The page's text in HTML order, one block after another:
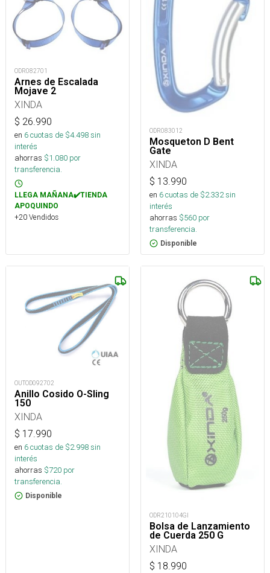
ODR082701
Arnes de Escalada
Mojave 2
XINDA
$ 26.990
en 6cuotas de $4.498sin
interés
ahorras $1.080 por
transferencia.
LLEGA MAÑANA✔️TIENDA
APOQUINDO
+20 Vendidos
ODR083012
Mosqueton D Bent
Gate
XINDA
$ 13.990
en 6cuotas de $2.332sin
interés
ahorras $560 por
transferencia.
Disponible
OUTOD092702
Anillo Cosido O-Sling
150
XINDA
$ 17.990
en 6cuotas de $2.998sin
interés
ahorras $720 por
transferencia.
Disponible
ODR210104GI
Bolsa de Lanzamiento
de Cuerda 250 G
XINDA
$ 18.990